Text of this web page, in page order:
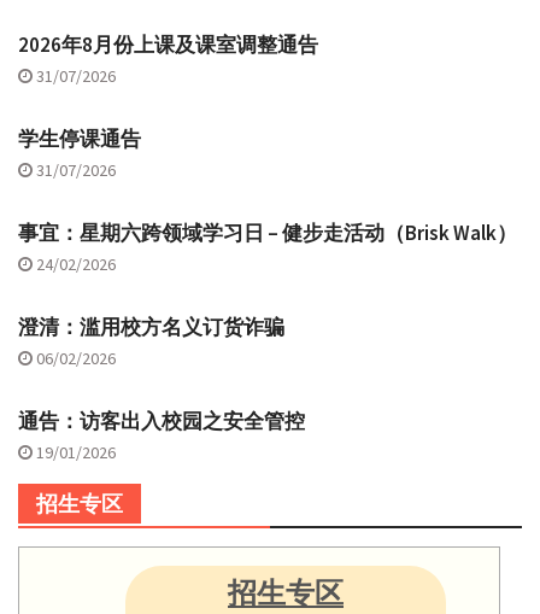
2026年8月份上课及课室调整通告
31/07/2026
学生停课通告
31/07/2026
事宜：星期六跨领域学习日 – 健步走活动（Brisk Walk）
24/02/2026
澄清：滥用校方名义订货诈骗
06/02/2026
通告：访客出入校园之安全管控
19/01/2026
招生专区
招生专区